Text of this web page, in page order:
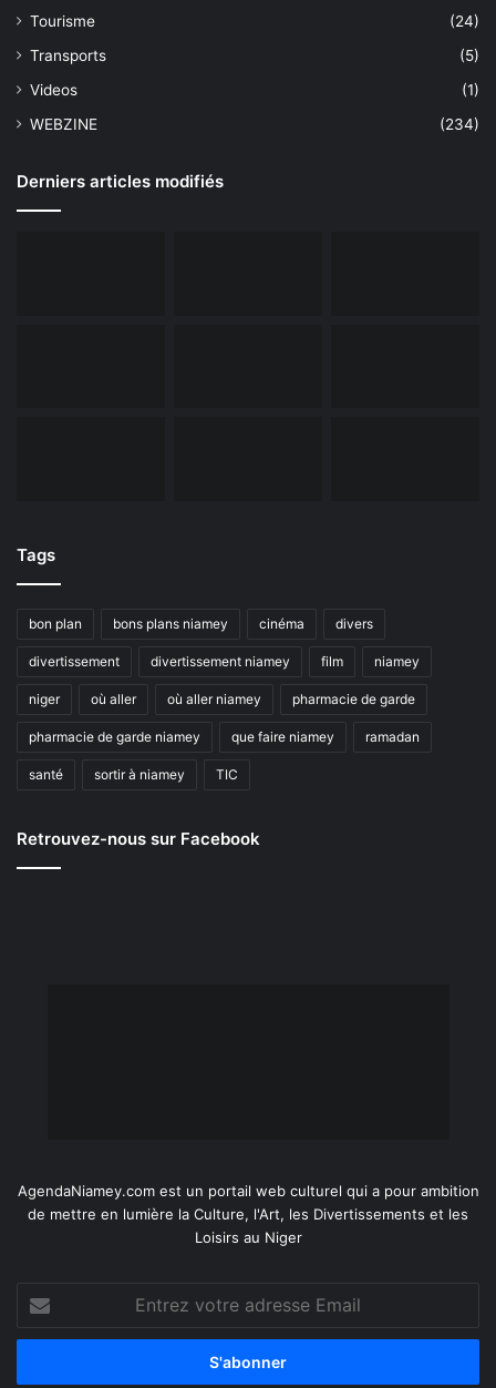
Tourisme
(24)
Transports
(5)
Videos
(1)
WEBZINE
(234)
Derniers articles modifiés
Tags
bon plan bons plans niamey cinéma divers
divertissement divertissement niamey film niamey
niger où aller où aller niamey pharmacie de garde
pharmacie de garde niamey que faire niamey ramadan
santé sortir à niamey TIC
Retrouvez-nous sur Facebook
AgendaNiamey.com est un portail web culturel qui a pour ambition
de mettre en lumière la Culture, l'Art, les Divertissements et les
Loisirs au Niger
votre
adresse